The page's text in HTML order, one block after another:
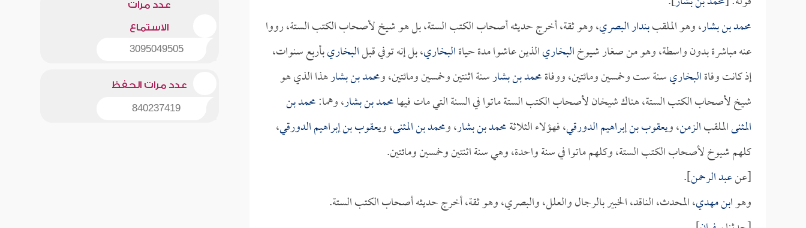
محمد بن بشار، وهو الملقببندار البصري، وهو ثقة، أخرج حديثه أصحاب الكتب الستة، بل هو شيخ لأصحاب الكتب الستة، رووا
عنه مباشرة بدون واسطة، وهو من صغار شيوخالبخاريالذين عاشوا مدة حياةالبخاري، بل إنه توفي قبلالبخاريبأربع سنوات،
إذ كانت وفاةالبخاريسنة ست وخمسين ومائتين، ووفاةمحمد بن بشارسنة اثنتين وخمسين ومائتين، ومحمد بن بشارهذا الذي هو
شيخ لأصحاب الكتب الستة، هناك شيخان لأصحاب الكتب الستة ماتوا في السنة التي مات فيهامحمد بن بشار، وهما:محمد بن
المثنىالملقبالزمن، ويعقوب بن إبراهيم الدورقي، فهؤلاء الثلاثةمحمد بن بشار، ومحمد بن المثنى، ويعقوب بن إبراهيم الدورقي،
كلهم شيوخ لأصحاب الكتب الستة، وكلهم ماتوا في سنة واحدة، وهي سنة اثنتين وخمسين ومائتين.
[عنعبد الرحمن].
وهوابن مهدي، المحدث، الناقد، الخبير بالرجال والعلل، والبصري، وهو ثقة، أخرج حديثه أصحاب الكتب الستة.
عدد مرات
الاستماع
3095049505
عدد مرات الحفظ
840237419